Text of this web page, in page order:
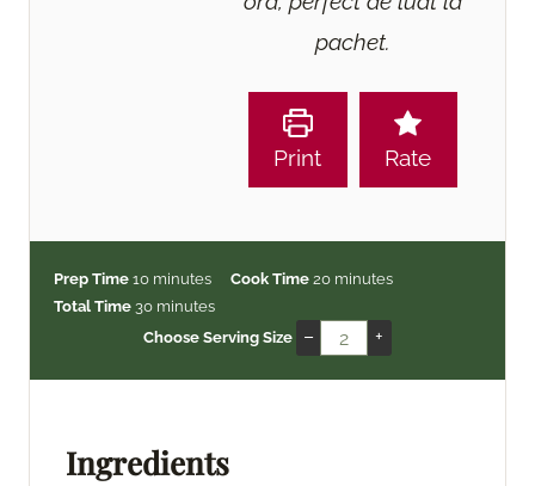
pachet.
Print Rate
Prep Time 10m
i
n
minutes Cook Time 20m
u
minutes
Total Time 30m
i
s
minutes
Choose Serving Size
– +
Ingredients